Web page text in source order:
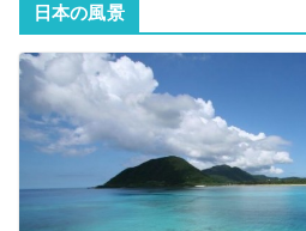
日本の風景